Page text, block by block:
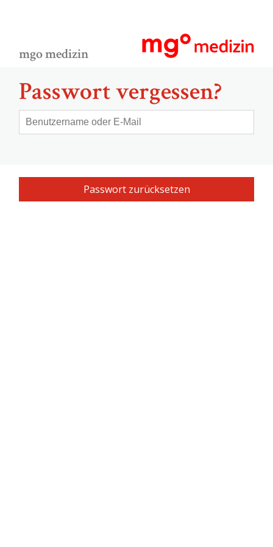
mgo medizin
Passwort vergessen?